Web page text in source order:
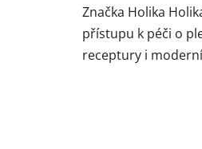
Značka Holika
přístupu k péči o
receptury i